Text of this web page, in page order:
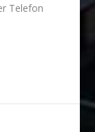
Telefon